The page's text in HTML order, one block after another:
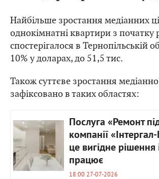
Найбільше зростання медіанних
однокімнатні квартири з початку
спостерігалося в Тернопільській
10% у доларах, до 51,5 тис.
Також суттєве зростання
зафіксовано в таких областях:
Послуга «Ремонт
компанії
це вигідне рішення
працює
18:00 27-07-2026